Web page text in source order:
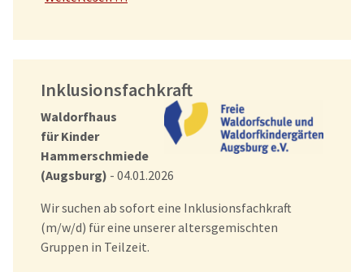
Inklusionsfachkraft
Waldorfhaus
für Kinder
Hammerschmiede
(Augsburg) - 04.01.2026
Wir suchen ab sofort eine Inklusionsfachkraft
(m/w/d) für eine unserer altersgemischten
Gruppen in Teilzeit.